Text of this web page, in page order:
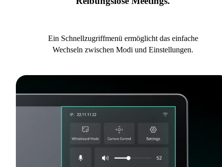
Ein Schnellzugriffmenü ermöglicht das einfache
Wechseln zwischen Modi und Einstellungen.